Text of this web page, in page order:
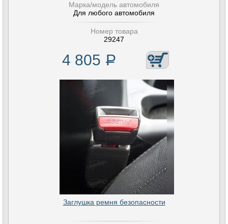
Марка/модель автомобиля
Для любого автомобиля
Номер товара
29247
4 805 Р
Заглушка ремня безопасности